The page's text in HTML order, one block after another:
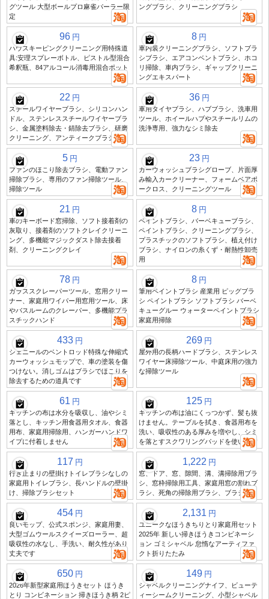
グツール 大型ボールプロ麻雀パーラー限
定
ングブラシ、クリーニングブラシ
96 円
ハウスキーピングクリーニング用特殊道
具:安理スプレーボトル、ピストル型混合
希釈瓶、84アルコール消毒用混合ポット
8 円
車内装クリーニングブラシ、ソフトブラ
シブラシ、エアコンベントブラシ、ホコ
リ掃除、車内ブラシ、ギャップクリーニ
ングエキスパート
22 円
スチールワイヤーブラシ、シリコンハン
ドル、ステンレススチールワイヤーブラ
シ、金属塗料除去・錆除去ブラシ、研磨
クリーニング、アンティークブラシ
36 円
車用タイヤブラシ、ハブブラシ、洗車用
ツール、ホイールハブやスチールリムの
洗浄専用、強力なシミ除去
5 円
ファンのほこり除去ブラシ、電動ファン
掃除ブラシ、専用のファン掃除ツール、
掃除ツール
23 円
カーウォッシュブラシグローブ、片面厚
み輸入カークリーナー、フォームベアポ
ークロス、クリーニングツール
21 円
車のキーボード窓掃除、ソフト接着剤の
灰取り、接着剤のソフトクレイクリーニ
ング、多機能マジックダスト除去接着
剤、クリーニングクレイ
8 円
ペイントブラシ、バーベキューブラシ、
ペイントブラシ、クリーニングブラシ、
プラスチックのソフトブラシ、植え付け
ブラシ、ナイロンの糸くず・耐熱性卸売
用
78 円
ガラススクレーパーツール、窓用クリー
ナー、家庭用ワイパー用窓用ツール、床
やバスルームのクレーパー、多機能プラ
スチックハンド
8 円
筆用ペイントブラシ 産業用 ピッグブラ
シ ペイントブラシ ソフトブラシ バーベ
キューグルー ウォーターペイントブラシ
家庭用掃除
433 円
シェニールのベントロッド特殊な伸縮式
カーウォッシュモップで、車の塗装を傷
つけない。消しゴムはブラシでほこりを
除去するための道具です
269 円
屋外用の長柄ハードブラシ、ステンレス
ワイヤー床掃除ツール、中庭床用の強力
な掃除ツール
61 円
キッチンの布は水分を吸収し、油やシミ
落とし、キッチン用食器用タオル、食器
用布、家庭用掃除用、ハンガーハンドワ
イプに付着しません
125 円
キッチンの布は油にくっつかず、髪も抜
けません。テーブルを拭き、食器用布を
洗い、吸収性のある厚みを増やし、シミ
を落とすスクワリングパッドを使います
117 円
行き止まりの壁掛けトイレブラシなしの
家庭用トイレブラシ、長ハンドルの壁掛
け、掃除ブラシセット
1,222 円
窓、ドア、窓、隙間、溝、溝掃除用ブラ
シ、窓枠掃除用工具、家庭用窓の割れブ
ラシ、死角の掃除用ブラシ、ブラシ
454 円
良いモップ、公式スポンジ、家庭用妻、
大型ゴムウールスクイーズローラー、超
吸収性の水なし、手洗い、耐久性があり
丈夫です
2,131 円
ユニークなほうきちりとり家庭用セット
2025年 新しい掃きほうきコンビネーシ
ョン ゴミシャベル 怠惰なアーティファ
クト折りたたみ
650 円
2026年新型家庭用ほうきセット ほうき
とり コンビネーション 掃きほうき柄 2ピ
149 円
シャベルクリーニングナイフ、ビューテ
ィーシームクリーニング、小型シャベル